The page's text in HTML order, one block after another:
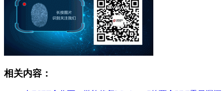
相关内容：